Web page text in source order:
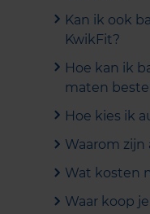
Kan ik ook
KwikFit?
Hoe kan ik
maten
Hoe kies ik
Waarom
Wat kosten
Waar koop